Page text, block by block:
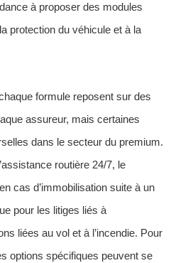
à proposer des modules
protection du véhicule et à la
formule reposent sur des
assureur, mais certaines
dans le secteur du premium.
routière 24/7, le
cas d’immobilisation suite à un
pour les litiges liés à
liées au vol et à l’incendie. Pour
options spécifiques peuvent se